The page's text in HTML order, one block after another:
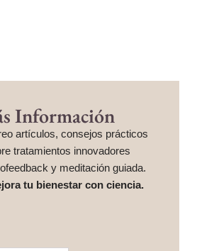
Información
artículos, consejos prácticos
tratamientos innovadores
y meditación guiada.
tu bienestar con ciencia.